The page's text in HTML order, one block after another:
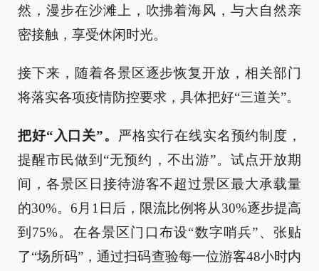
然，漫步在沙滩上，吹拂着海风，与大自然亲
密接触，享受休闲时光。
接下来，随着各景区逐步恢复开放，相关部门
将落实各项疫情防控要求，具体把好“三道关”。
把好“入口关”。
严格实行在线实名预约制度，
提醒市民做到“无预约，不出游”。试点开放期
间，各景区日接待游客不超过景区最大承载量
的30%。6月1日后，限流比例将从30%逐步提高
到75%。在各景区门口布设“数字哨兵”、张贴
了“场所码”，通过扫码查验每一位游客48小时内